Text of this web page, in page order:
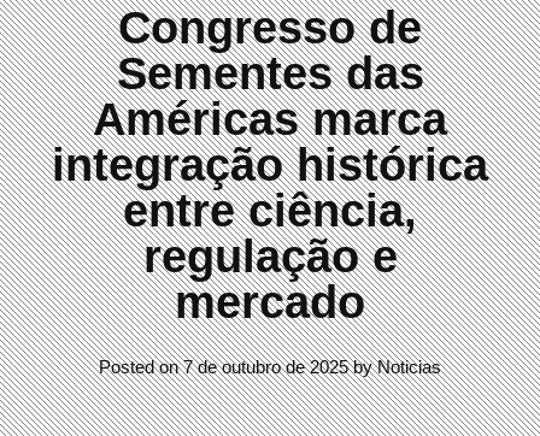
Congresso de
Sementes das
Américas marca
integração histórica
entre ciência,
regulação e
mercado
Posted on 7 de outubro de 2025 by Noticias